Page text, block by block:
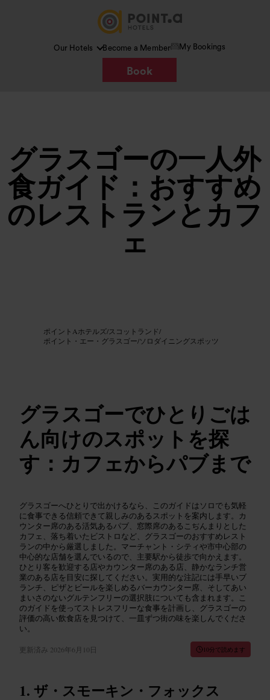
Our Hotels Become a Member My Bookings
Book
グラスゴーの一人外
食ガイド：おすすめ
のレストランとカフ
ェ
ポイントAホテルズ/スコットランド/
ポイント・エー・グラスゴー/ソロダイニングスポッツ
グラスゴーでひとりごは
ん向けのスポットを探
す：カフェからパブまで
グラスゴーへひとりで出かけるなら、このガイドはソロでも気軽
に食事できる信頼できて親しみのあるスポットを案内します。カ
ウンター席のある活気あるパブ、窓際席のあるこぢんまりとした
カフェ、落ち着いたビストロなど、グラスゴーのおすすめレスト
ランの中から厳選しました。マーチャント・シティや市中心部の
中心的な店舗を選んでいるので、主要駅から徒歩で向かえます。
ひとり客を歓迎する店やカウンター席のある店、静かなランチ営
業のある店を目安に探してください。実用的な注記には手早いブ
ランチ、ピザとビールを楽しめるバーカウンター席、そしてあい
まいさのないグルテンフリーの選択肢についても含まれます。こ
のガイドを使ってストレスフリーな食事を計画し、グラスゴーの
評価の高い飲食店を見つけて、一皿ずつ街の味を楽しんでくださ
い。
更新済み 2026年6月10日 10分で読めます
ザ・スモーキン・フォックス